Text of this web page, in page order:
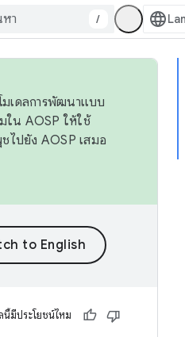
/
มเดลการพัฒนาแบบ
ใน AOSP ให้ใช้
ไปยัง AOSP เสมอ
นี้มีประโยชน์ไหม